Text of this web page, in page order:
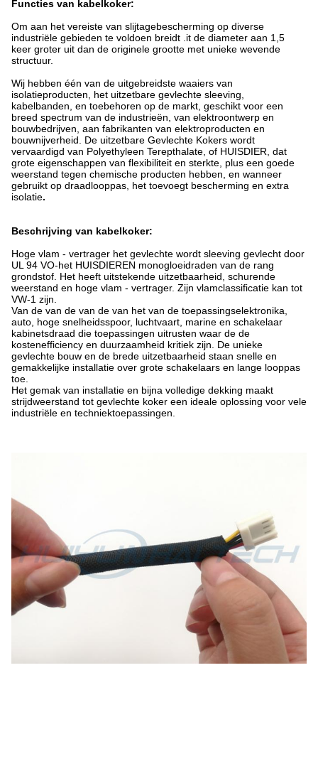
Functies van kabelkoker:
Om aan het vereiste van slijtagebescherming op diverse
industriële gebieden te voldoen breidt .it de diameter aan 1,5
keer groter uit dan de originele grootte met unieke wevende
structuur.
Wij hebben één van de uitgebreidste waaiers van
isolatieproducten, het uitzetbare gevlechte sleeving,
kabelbanden, en toebehoren op de markt, geschikt voor een
breed spectrum van de industrieën, van elektroontwerp en
bouwbedrijven, aan fabrikanten van elektroproducten en
bouwnijverheid. De uitzetbare Gevlechte Kokers wordt
vervaardigd van Polyethyleen Terepthalate, of HUISDIER, dat
grote eigenschappen van flexibiliteit en sterkte, plus een goede
weerstand tegen chemische producten hebben, en wanneer
gebruikt op draadlooppas, het toevoegt bescherming en extra
isolatie.
Beschrijving van kabelkoker:
Hoge vlam - vertrager het gevlechte wordt sleeving gevlecht door
UL 94 VO-het HUISDIEREN monogloeidraden van de rang
grondstof. Het heeft uitstekende uitzetbaarheid, schurende
weerstand en hoge vlam - vertrager. Zijn vlamclassificatie kan tot
VW-1 zijn.
Van de van de van de van het van de toepassingselektronika,
auto, hoge snelheidsspoor, luchtvaart, marine en schakelaar
kabinetsdraad die toepassingen uitrusten waar de de
kostenefficiency en duurzaamheid kritiek zijn. De unieke
gevlechte bouw en de brede uitzetbaarheid staan snelle en
gemakkelijke installatie over grote schakelaars en lange looppas
toe.
Het gemak van installatie en bijna volledige dekking maakt
strijdweerstand tot gevlechte koker een ideale oplossing voor vele
industriële en techniektoepassingen.